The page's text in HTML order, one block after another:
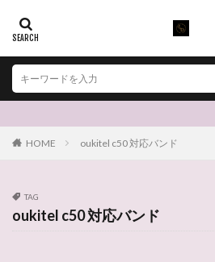
HOME oukitel c50 対応バンド
TAG
oukitel c50 対応バンド